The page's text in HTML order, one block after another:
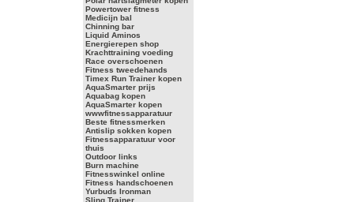
Powertower fitness
Medicijn bal
Chinning bar
Liquid Aminos
Energierepen shop
Krachttraining voeding
Race overschoenen
Fitness tweedehands
Timex Run Trainer kopen
AquaSmarter prijs
Aquabag kopen
AquaSmarter kopen
wwwfitnessapparatuur
Beste fitnessmerken
Antislip sokken kopen
Fitnessapparatuur voor
thuis
Outdoor links
Burn machine
Fitnesswinkel online
Fitness handschoenen
Yurbuds Ironman
Sling Trainer